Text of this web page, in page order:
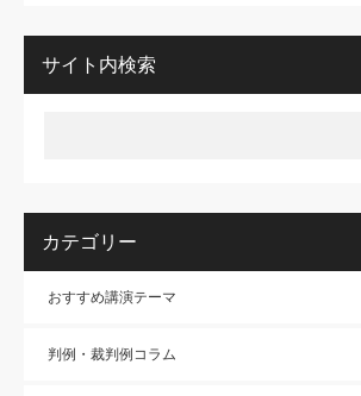
サイト内検索
カテゴリー
おすすめ講演テーマ
判例・裁判例コラム